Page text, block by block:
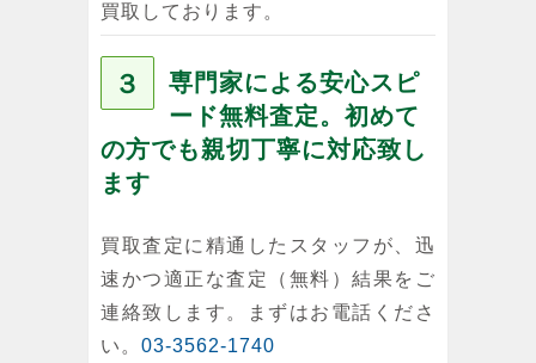
買取しております。
３
専門家による安心スピ
ード無料査定。初めて
の方でも親切丁寧に対応致し
ます
買取査定に精通したスタッフが、迅
速かつ適正な査定（無料）結果をご
連絡致します。まずはお電話くださ
い。 03-3562-1740